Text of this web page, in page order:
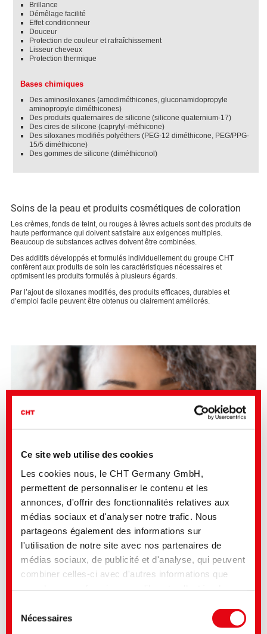
Ce site web utilise des cookies
Les cookies nous, le CHT Germany GmbH,
permettent de personnaliser le contenu et les
annonces, d'offrir des fonctionnalités relatives aux
médias sociaux et d'analyser notre trafic. Nous
partageons également des informations sur
l'utilisation de notre site avec nos partenaires de
médias sociaux, de publicité et d'analyse, qui peuvent
combiner celles-ci avec d'autres informations que
à nos cookies si vous continuez à utiliser notre site
Nécessaires
Brillance
Démêlage facilité
Effet conditionneur
Douceur
Protection de couleur et rafraîchissement
Lisseur cheveux
Protection thermique
Bases chimiques
Des aminosiloxanes (amodiméthicones, gluconamidopropyle
aminopropyle diméthicones)
Des produits quaternaires de silicone (silicone quaternium-17)
Des cires de silicone (caprylyl-méthicone)
Des siloxanes modifiés polyéthers (PEG-12 diméthicone, PEG/PPG-
15/5 diméthicone)
Des gommes de silicone (diméthiconol)
Soins de la peau et produits cosmétiques de coloration
Les crèmes, fonds de teint, ou rouges à lèvres actuels sont des produits de
haute performance qui doivent satisfaire aux exigences multiples.
Beaucoup de substances actives doivent être combinées.
Des additifs développés et formulés individuellement du groupe CHT
confèrent aux produits de soin les caractéristiques nécessaires et
optimisent les produits formulés à plusieurs égards.
Par l’ajout de siloxanes modifiés, des produits efficaces, durables et
d’emploi facile peuvent être obtenus ou clairement améliorés.
Domaines d‘application
Des crèmes et des lotions
Des baumes anti-imperfections (BB crèmes) et des crèmes
Le maquillage
Des gels douches